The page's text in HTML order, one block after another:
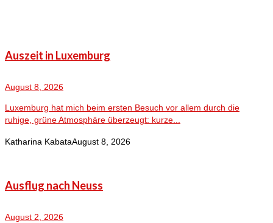
Auszeit in Luxemburg
August 8, 2026
Luxemburg hat mich beim ersten Besuch vor allem durch die
ruhige, grüne Atmosphäre überzeugt: kurze...
Katharina KabataAugust 8, 2026
Ausflug nach Neuss
August 2, 2026